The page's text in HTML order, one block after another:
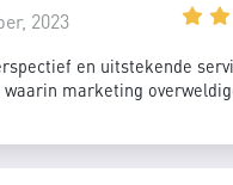
2023
en uitstekende
marketing